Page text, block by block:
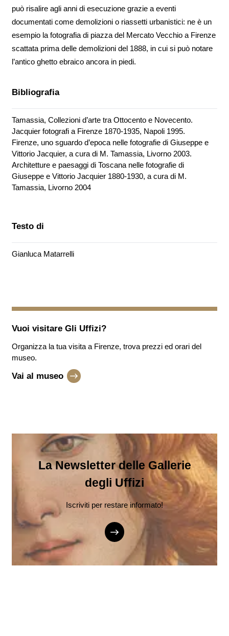
può risalire agli anni di esecuzione grazie a eventi
documentati come demolizioni o riassetti urbanistici: ne è un
esempio la fotografia di piazza del Mercato Vecchio a Firenze
scattata prima delle demolizioni del 1888, in cui si può notare
l’antico ghetto ebraico ancora in piedi.
Bibliografia
Tamassia, Collezioni d’arte tra Ottocento e Novecento.
Jacquier fotografi a Firenze 1870-1935, Napoli 1995.
Firenze, uno sguardo d’epoca nelle fotografie di Giuseppe e
Vittorio Jacquier, a cura di M. Tamassia, Livorno 2003.
Architetture e paesaggi di Toscana nelle fotografie di
Giuseppe e Vittorio Jacquier 1880-1930, a cura di M.
Tamassia, Livorno 2004
Testo di
Gianluca Matarrelli
Vuoi visitare Gli Uffizi?
Organizza la tua visita a Firenze, trova prezzi ed orari del
museo.
Vai al museo
La Newsletter delle Gallerie
degli Uffizi
Iscriviti per restare informato!